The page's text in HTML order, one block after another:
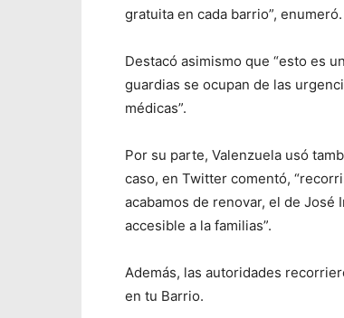
gratuita en cada barrio”, enumeró.
Destacó asimismo que “esto es
guardias se ocupan de las
médicas”.
Por su parte, Valenzuela usó
caso, en Twitter comentó,
acabamos de renovar, el de José
accesible a la familias”.
Además, las autoridades
en tu Barrio.